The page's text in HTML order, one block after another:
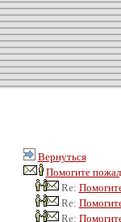
Вернуться
Помогите
Re:
Re:
Re: